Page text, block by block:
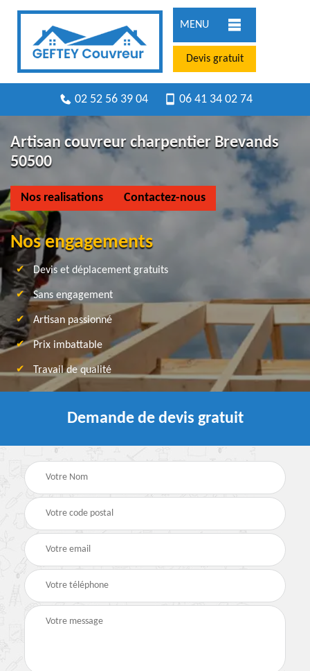
MENU
Devis gratuit
02 52 56 39 04 06 41 34 02 74
Artisan couvreur charpentier Brevands
50500
Nos realisations Contactez-nous
Nos engagements
Devis et déplacement gratuits
Sans engagement
Artisan passionné
Prix imbattable
Travail de qualité
Demande de devis gratuit